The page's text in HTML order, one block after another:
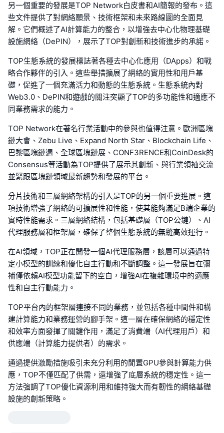
另一個重要的發展是TOP Network白皮書和AI簡報的發布。這
些文件提供了對網絡願景、技術框架和未來路線圖的全面見
解。它們概述了AI計算能力的整合，以增強去中心化物理基礎
設施網絡（DePIN），展示了TOP對創新和技術進步的承諾。
TOP生態系統的發展標誌著各種去中心化應用（DApps）和戰
略合作夥伴的引入。這些舉措擴展了網絡的實用性和用戶基
礎，促進了一個充滿活力和動態的生態系統。生態系統內對
Web3.0、DePIN和遊戲的關注突顯了TOP的多功能性和適應不
同業務需求的能力。
TOP Network在著名行業活動中的參與也值得注意。歐洲區塊
鏈大會、Zebu Live、Expand North Star、Blockchain Life、
巴黎區塊鏈週、全球區塊鏈展、CONF3RENCE和CoinDesk的
Consensus等活動為TOP提供了展示其創新、與行業領袖交流
並緊跟區塊鏈領域最新趨勢和發展的平台。
分片技術和三層網絡架構的引入是TOP的另一個重要進展。這
項技術增強了網絡的可擴展性和性能，使其能夠滿足B端企業的
實時性能需求。三層網絡結構，包括基礎層（TOP公鏈）、AI
代理服務層和框架層，確保了整個生態系統的無縫高效運行。
在AI領域，TOP正在開發一個AI代理服務層，該層可以通過特
定小模型的訓練和優化自主行動和不斷調整。這一發展旨在彌
補僅依賴AI模型功能留下的空白，增強AI在複雜環境中的適應
性和自主行動能力。
TOP平台內的框架層連接不同的業務，並包括各種中間件和構
建計算能力和業務運營的腳手架。這一層在確保網絡的穩定性
和效率方面發揮了關鍵作用，滿足了消費端（AI代理用戶）和
供應端（計算能力提供者）的需求。
通過提供激勵措施吸引未充分利用的閒置GPU參與計算能力供
應，TOP不僅匹配了供需，還增強了底層系統的穩定性。這一
方法強調了TOP優化資源利用和維持強大而有韌性的網絡基礎
設施的創新策略。